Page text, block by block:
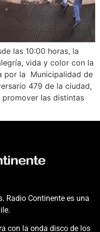
las 10:00 horas, la
vida y color con la
por la Municipalidad de
479 de la ciudad,
las distintas
Radio Continente es una
con la onda disco de los